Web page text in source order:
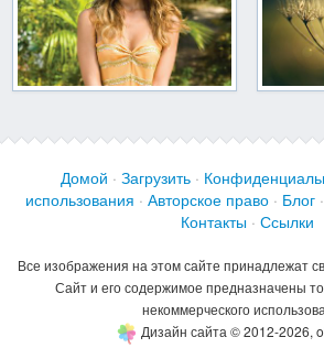
Домой · Загрузить ·
использования · Авторское право · Блог ·
Контакты · Ссылки
Все изображения на этом сайте принадлежат
Сайт и его содержимое предназначены
некоммерческого
Дизайн сайта © 2012-2026,